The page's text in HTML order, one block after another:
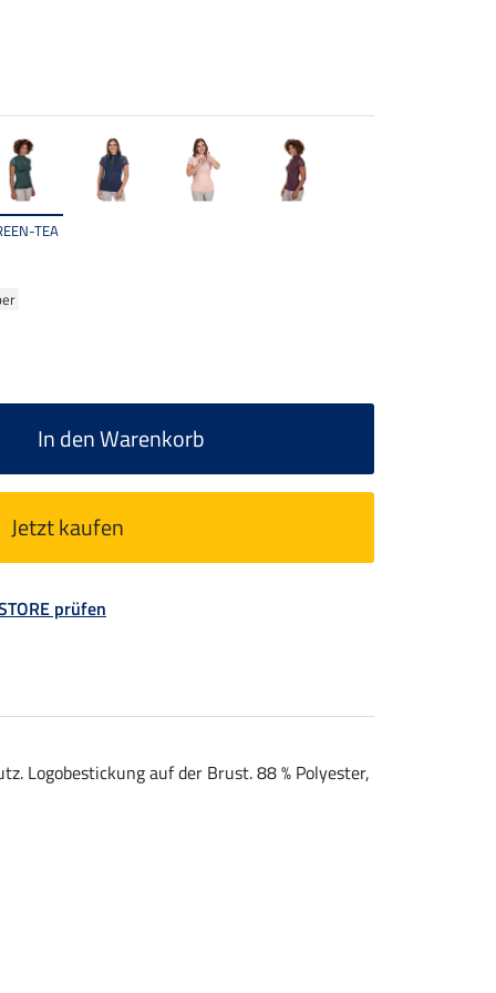
TEA
In den Warenkorb
Jetzt kaufen
prüfen
Logobestickung auf der Brust. 88 % Polyester,